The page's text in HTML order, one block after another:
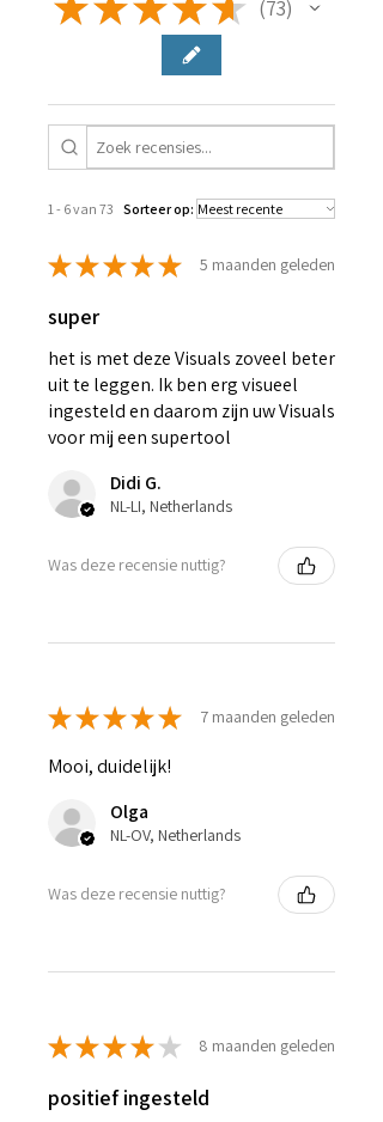
73
73
1 - 6 van 73 Sorteer op:
★★★★★ 5 maanden geleden
super
het is met deze Visuals zoveel beter
uit te leggen. Ik ben erg visueel
ingesteld en daarom zijn uw Visuals
voor mij een supertool
Didi G.
NL-LI, Netherlands
Was deze recensie nuttig?
★★★★★ 7 maanden geleden
Mooi, duidelijk!
Olga
NL-OV, Netherlands
Was deze recensie nuttig?
★★★★ ★ 8 maanden geleden
positief ingesteld